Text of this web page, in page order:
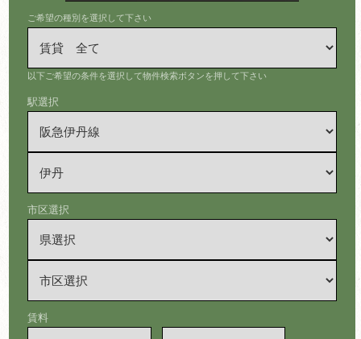
ご希望の種別を選択して下さい
以下ご希望の条件を選択して物件検索ボタンを押して下さい
駅選択
市区選択
賃料